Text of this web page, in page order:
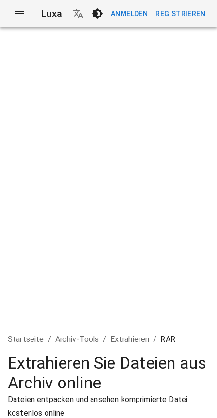
Luxa ANMELDEN REGISTRIEREN
Startseite / Archiv-Tools / Extrahieren / RAR
Extrahieren Sie Dateien aus
Archiv online
Dateien entpacken und ansehen komprimierte Datei
kostenlos online